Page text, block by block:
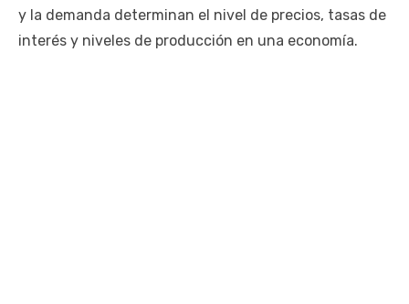
y la demanda determinan el nivel de precios, tasas de
interés y niveles de producción en una economía.